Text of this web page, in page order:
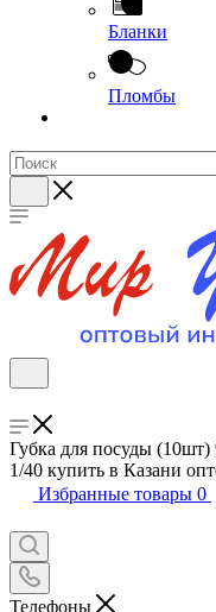
Бланки
Пломбы
Губка для посуды
1/40 купить в Казани
Избранные товары 0
Телефоны